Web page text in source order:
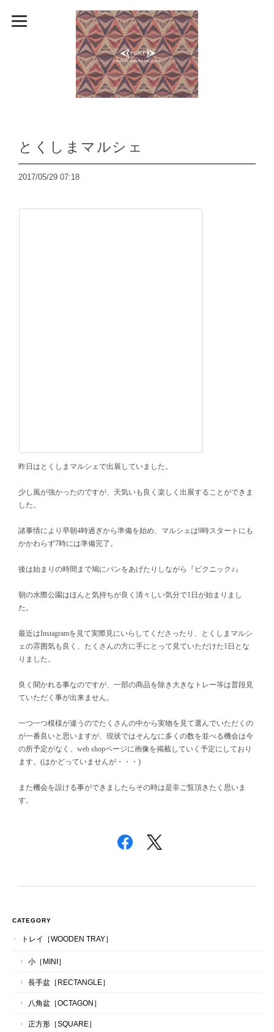
とくしまマルシェ
2017/05/29 07:18
昨日はとくしまマルシェで出展していました。
少し風が強かったのですが、天気いも良く楽しく出展することができま
した。
諸事情により早朝4時過ぎから準備を始め、マルシェは9時スタートにも
かかわらず7時には準備完了。
後は始まりの時間まで鳩にパンをあげたりしながら『ピクニック♪』
朝の水際公園はほんと気持ちが良く清々しい気分で1日が始まりまし
た。
最近はInstagramを見て実際見にいらしてくださったり、とくしまマルシ
ェの雰囲気も良く、たくさんの方に手にとって見ていただけた1日とな
りました。
良く聞かれる事なのですが、一部の商品を除き大きなトレー等は普段見
ていただく事が出来ません。
一つ一つ模様が違うのでたくさんの中から実物を見て選んでいただくの
が一番良いと思いますが、現状ではそんなに多くの数を並べる機会は今
の所予定がなく、web shopページに画像を掲載していく予定にしており
ます。(はかどっていませんが・・・)
また機会を設ける事ができましたらその時は是非ご覧頂きたく思いま
す。
CATEGORY
トレイ［WOODEN TRAY］
小［MINI］
長手盆［RECTANGLE］
八角盆［OCTAGON］
正方形［SQUARE］